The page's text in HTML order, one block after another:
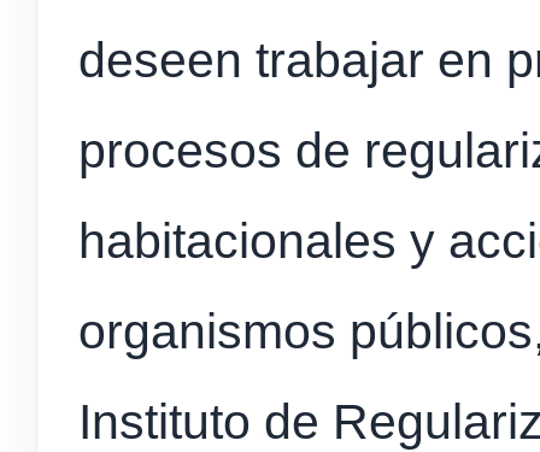
deseen trabajar en
procesos de
habitacionales y
organismos
Instituto de